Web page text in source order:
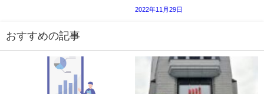
2022年11月29日
おすすめの記事